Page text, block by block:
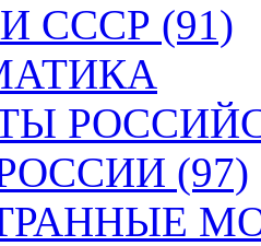
СССР (91)
(97)